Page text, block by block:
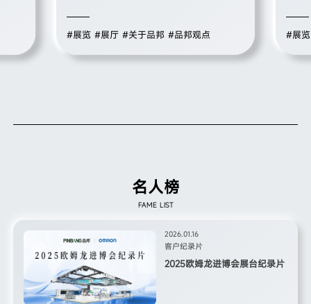
的
如何在有限空间内合理规划各区域的占比与
位置，既保证品牌形象完整呈现，又满足实
际参展运营需求，是小型特装设计的核心问
题。分区优化不是简单的空间切割，而是基
#展览 #展厅 #关于品邦 #品邦观点
命。
象技
码
#展览
名人榜
FAME LIST
2026.01.16
客户纪录片
2025欧姆龙进博会展台纪录片